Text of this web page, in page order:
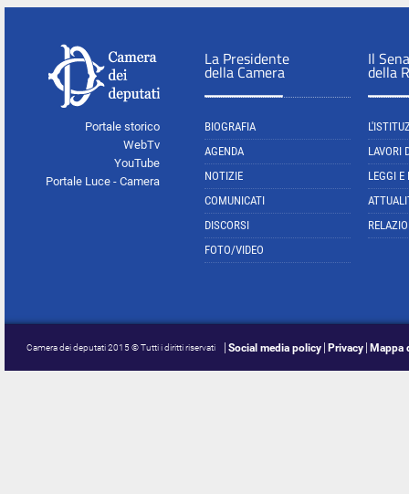
Portale storico
WebTv
YouTube
Portale Luce - Camera
La Presidente
della Camera
BIOGRAFIA
AGENDA
NOTIZIE
COMUNICATI
DISCORSI
FOTO/VIDEO
Il
della
LAVORI
LEGGI E
Camera dei deputati 2015 © Tutti i diritti riservati Social media policy Privacy Mappa